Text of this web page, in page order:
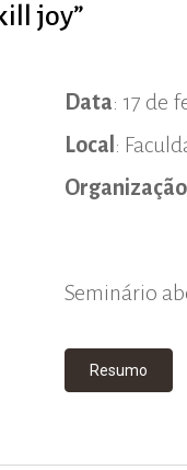
joy”
Data: 17 de
Local :
Organização
Seminário
Resumo